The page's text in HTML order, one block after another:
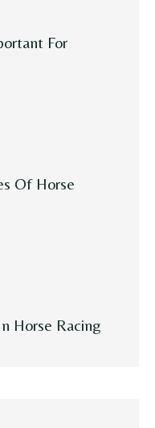
For
Of Horse
Horse Racing